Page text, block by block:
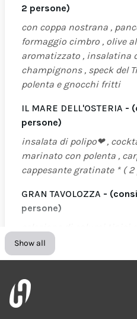
2 persone)
con coppa nostrana ,
formaggio cimbro , olive
aromatizzato , insalatina
champignons , speck del
polenta e gnocchi fritti
IL MARE DELL'OSTERIA -
persone)
insalata di polipo❤ ,
marinato con polenta ,
cappesante gratinate * ( 2
GRAN TAVOLOZZA -
persone)
servita con gli gnocchi fritti
CROSTINI DI PANE
all'olio d'oliva piccante
Show all